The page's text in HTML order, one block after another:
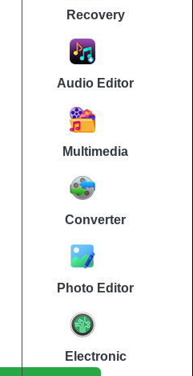
Recovery
Audio Editor
Multimedia
Converter
Photo Editor
Electronic